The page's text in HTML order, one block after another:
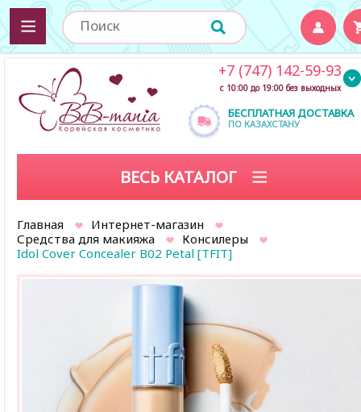
БЕСПЛАТНАЯ ДОСТАВКА
ПО КАЗАХСТАНУ
+7 (747) 142-59-93
с 10:00 до 19:00 без выходных
ВЕСЬ КАТАЛОГ
Главная
Интернет-магазин
Средства для макияжа
Консилеры
Idol Cover Concealer B02 Petal [TFIT]